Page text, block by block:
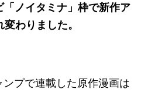
ノイタミナ」枠で新作ア
わりました。
プで連載した原作漫画は